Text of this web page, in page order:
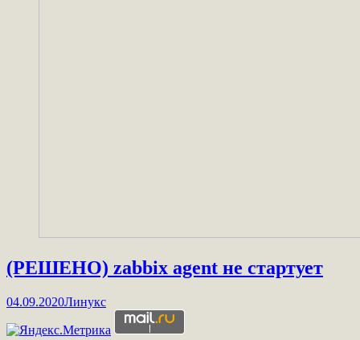
(РЕШЕНО) zabbix agent не стартует
04.09.2020Линукс